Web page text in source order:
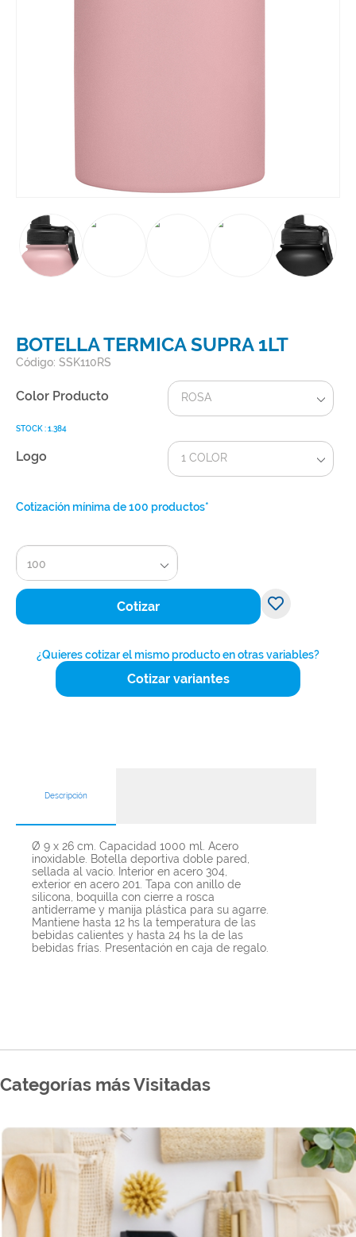
BOTELLA TERMICA SUPRA 1LT
Código: SSK110RS
Color Producto ROSA
STOCK : 1.384
Logo 1 COLOR
Cotización mínima de 100 productos*
100
Cotizar
¿Quieres cotizar el mismo producto en otras variables?
Cotizar variantes
Descripción
Ø 9 x 26 cm. Capacidad 1000 ml. Acero
inoxidable. Botella deportiva doble pared,
sellada al vacío. Interior en acero 304,
exterior en acero 201. Tapa con anillo de
silicona, boquilla con cierre a rosca
antiderrame y manija plástica para su agarre.
Mantiene hasta 12 hs la temperatura de las
bebidas calientes y hasta 24 hs la de las
bebidas frías. Presentación en caja de regalo.
Categorías más Visitadas